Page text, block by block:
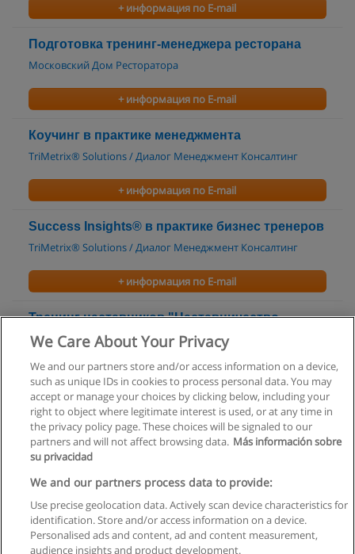
+ информация по E-mail
Подготовка тренинг-менеджера ресторана
Московский Дом Ресторатора
+ информация по E-mail
Коучинг в практике менеджмента
TriMetrix® Solutions / Диалог Менеджмент Консалтинг
+ информация по E-mail
Success Insights® в практике бизнес тренеров
TriMetrix® Solutions / Диалог Менеджмент Консалтинг
+ информация по E-mail
Тренинг наставников "Наставничество -
искусство обучать!"
+ информация по E-mail
Правила пользования
Конфиденциальность информации
Напишите Educaedu
We Care About Your Privacy
We and our partners store and/or access information on a device,
such as unique IDs in cookies to process personal data. You may
accept or manage your choices by clicking below, including your
right to object where legitimate interest is used, or at any time in
the privacy policy page. These choices will be signaled to our
partners and will not affect browsing data. Más información sobre
su privacidad
We and our partners process data to provide:
Use precise geolocation data. Actively scan device characteristics for
identification. Store and/or access information on a device.
Personalised ads and content, ad and content measurement,
audience insights and product development.